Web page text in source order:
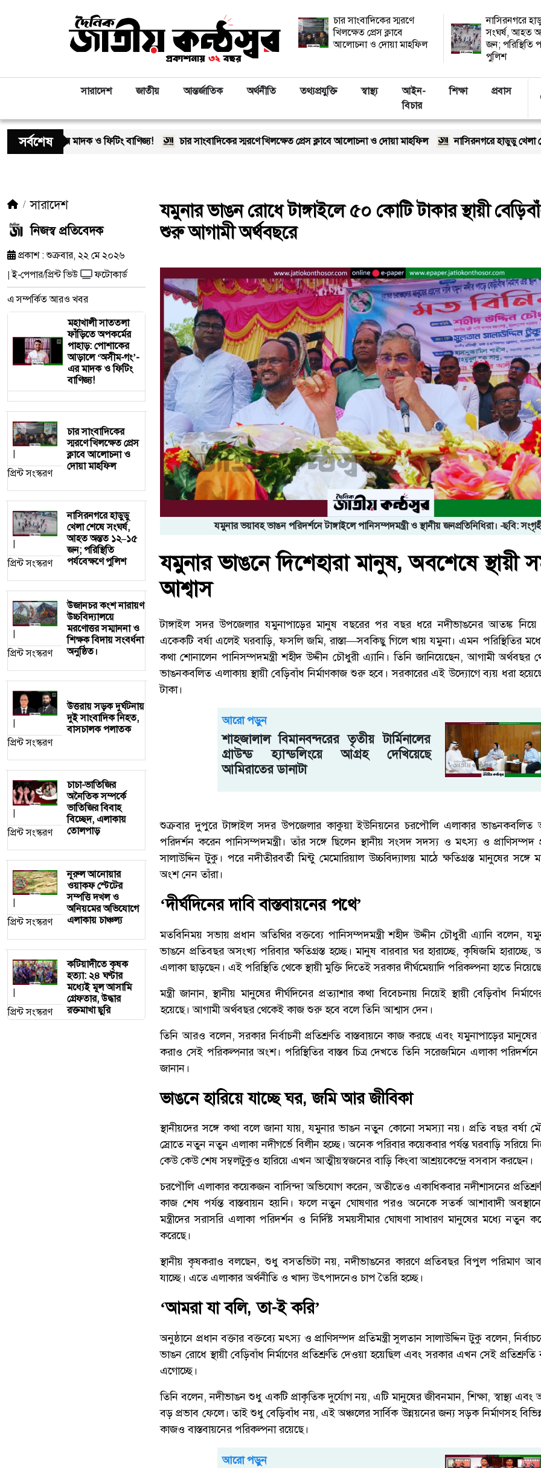
চার সাংবাদিকের স্মরণে
খিলক্ষেত প্রেস ক্লাবে
আলোচনা ও দোয়া মাহফিল
নাসিরনগরে
সংঘর্ষ, আহত
জন; পরিস্থিতি
পুলিশ
সারাদেশ জাতীয় আন্তর্জাতিক অর্থনীতি তথ্যপ্রযুক্তি স্বাস্থ্য
আইন-
বিচার
শিক্ষা প্রবাস
সর্বশেষ
ও ফিটিং বাণিজ্য! চার সাংবাদিকের স্মরণে খিলক্ষেত প্রেস ক্লাবে আলোচনা ও দোয়া মাহফিল নাসিরনগরে হাডুডু খেলা শেষে সংঘর্ষ, আহত
সারাদেশ
নিজস্ব প্রতিবেদক
প্রকাশ : শুক্রবার, ২২ মে ২০২৬
| ই-পেপার/প্রিন্ট ভিউ
ফটোকার্ড
এ সম্পর্কিত আরও খবর
মহাখালী সাততলা
ফাঁড়িতে অপকর্মের
পাহাড়: পোশাকের
আড়ালে ‘অসীম-গং’-
এর মাদক ও ফিটিং
বাণিজ্য!
প্রিন্ট সংস্করণ
চার সাংবাদিকের
স্মরণে খিলক্ষেত প্রেস
ক্লাবে আলোচনা ও
দোয়া মাহফিল
|
প্রিন্ট সংস্করণ
নাসিরনগরে হাডুডু
খেলা শেষে সংঘর্ষ,
আহত অন্তত ১২–১৫
জন; পরিস্থিতি
পর্যবেক্ষণে পুলিশ
|
প্রিন্ট সংস্করণ
উজানচর কংশ নারায়ণ
উচ্চবিদ্যালয়ে
মরণোত্তর সম্মাননা ও
শিক্ষক বিদায় সংবর্ধনা
অনুষ্ঠিত।
|
প্রিন্ট সংস্করণ
উত্তরায় সড়ক দুর্ঘটনায়
দুই সাংবাদিক নিহত,
বাসচালক পলাতক
|
প্রিন্ট সংস্করণ
চাচা-ভাতিজির
অনৈতিক সম্পর্কে
ভাতিজির বিবাহ
বিচ্ছেদ, এলাকায়
তোলপাড়
|
প্রিন্ট সংস্করণ
নূরুল আনোয়ার
ওয়াকফ স্টেটের
সম্পত্তি দখল ও
অনিয়মের অভিযোগে
এলাকায় চাঞ্চল্য
|
প্রিন্ট সংস্করণ
কটিয়াদীতে কৃষক
হত্যা: ২৪ ঘণ্টার
মধ্যেই মূল আসামি
গ্রেফতার, উদ্ধার
রক্তমাখা ছুরি
যমুনার ভাঙন রোধে টাঙ্গাইলে ৫০ কোটি টাকার স্থায়ী
শুরু আগামী অর্থবছরে
যমুনার ভয়াবহ ভাঙন পরিদর্শনে টাঙ্গাইলে পানিসম্পদমন্ত্রী ও স্থানীয় জনপ্রতিনিধিরা। -ছবি:
যমুনার ভাঙনে দিশেহারা মানুষ, অবশেষে স্থায়ী
আশ্বাস
টাঙ্গাইল সদর উপজেলার যমুনাপাড়ের মানুষ বছরের পর বছর ধরে নদীভাঙনের আতঙ্ক নিয়ে
একেকটি বর্ষা এলেই ঘরবাড়ি, ফসলি জমি, রাস্তা—সবকিছু গিলে খায় যমুনা। এমন পরিস্থিতির
কথা শোনালেন পানিসম্পদমন্ত্রী শহীদ উদ্দীন চৌধুরী এ্যানি। তিনি জানিয়েছেন, আগামী অর্থবছর
ভাঙনকবলিত এলাকায় স্থায়ী বেড়িবাঁধ নির্মাণকাজ শুরু হবে। সরকারের এই উদ্যোগে ব্যয় ধরা
টাকা।
আরো পড়ুন
শাহজালাল বিমানবন্দরের তৃতীয় টার্মিনালের
গ্রাউন্ড হ্যান্ডলিংয়ে আগ্রহ দেখিয়েছে
আমিরাতের ডানাটা
শুক্রবার দুপুরে টাঙ্গাইল সদর উপজেলার কাকুয়া ইউনিয়নের চরপৌলি এলাকার ভাঙনকবলিত
পরিদর্শন করেন পানিসম্পদমন্ত্রী। তাঁর সঙ্গে ছিলেন স্থানীয় সংসদ সদস্য ও মৎস্য ও প্রাণিসম্পদ
সালাউদ্দিন টুকু। পরে নদীতীরবর্তী মিন্টু মেমোরিয়াল উচ্চবিদ্যালয় মাঠে ক্ষতিগ্রস্ত মানুষের
অংশ নেন তাঁরা।
‘দীর্ঘদিনের দাবি বাস্তবায়নের পথে’
মতবিনিময় সভায় প্রধান অতিথির বক্তব্যে পানিসম্পদমন্ত্রী শহীদ উদ্দীন চৌধুরী এ্যানি বলেন,
ভাঙনে প্রতিবছর অসংখ্য পরিবার ক্ষতিগ্রস্ত হচ্ছে। মানুষ বারবার ঘর হারাচ্ছে, কৃষিজমি হারাচ্ছে,
এলাকা ছাড়ছেন। এই পরিস্থিতি থেকে স্থায়ী মুক্তি দিতেই সরকার দীর্ঘমেয়াদি পরিকল্পনা হাতে
মন্ত্রী জানান, স্থানীয় মানুষের দীর্ঘদিনের প্রত্যাশার কথা বিবেচনায় নিয়েই স্থায়ী বেড়িবাঁধ
হয়েছে। আগামী অর্থবছর থেকেই কাজ শুরু হবে বলে তিনি আশ্বাস দেন।
তিনি আরও বলেন, সরকার নির্বাচনী প্রতিশ্রুতি বাস্তবায়নে কাজ করছে এবং যমুনাপাড়ের মানুষের
করাও সেই পরিকল্পনার অংশ। পরিস্থিতির বাস্তব চিত্র দেখতে তিনি সরেজমিনে এলাকা
জানান।
ভাঙনে হারিয়ে যাচ্ছে ঘর, জমি আর জীবিকা
স্থানীয়দের সঙ্গে কথা বলে জানা যায়, যমুনার ভাঙন নতুন কোনো সমস্যা নয়। প্রতি বছর বর্ষা
স্রোতে নতুন নতুন এলাকা নদীগর্ভে বিলীন হচ্ছে। অনেক পরিবার কয়েকবার পর্যন্ত ঘরবাড়ি সরিয়ে
কেউ কেউ শেষ সম্বলটুকুও হারিয়ে এখন আত্মীয়স্বজনের বাড়ি কিংবা আশ্রয়কেন্দ্রে বসবাস করছেন।
চরপৌলি এলাকার কয়েকজন বাসিন্দা অভিযোগ করেন, অতীতেও একাধিকবার নদীশাসনের
কাজ শেষ পর্যন্ত বাস্তবায়ন হয়নি। ফলে নতুন ঘোষণার পরও অনেকে সতর্ক আশাবাদী
মন্ত্রীদের সরাসরি এলাকা পরিদর্শন ও নির্দিষ্ট সময়সীমার ঘোষণা সাধারণ মানুষের মধ্যে নতুন
করেছে।
স্থানীয় কৃষকরাও বলছেন, শুধু বসতভিটা নয়, নদীভাঙনের কারণে প্রতিবছর বিপুল পরিমাণ
যাচ্ছে। এতে এলাকার অর্থনীতি ও খাদ্য উৎপাদনেও চাপ তৈরি হচ্ছে।
‘আমরা যা বলি, তা-ই করি’
অনুষ্ঠানে প্রধান বক্তার বক্তব্যে মৎস্য ও প্রাণিসম্পদ প্রতিমন্ত্রী সুলতান সালাউদ্দিন টুকু বলেন,
ভাঙন রোধে স্থায়ী বেড়িবাঁধ নির্মাণের প্রতিশ্রুতি দেওয়া হয়েছিল এবং সরকার এখন সেই প্রতিশ্রুতি
এগোচ্ছে।
তিনি বলেন, নদীভাঙন শুধু একটি প্রাকৃতিক দুর্যোগ নয়, এটি মানুষের জীবনমান, শিক্ষা, স্বাস্থ্য এবং
বড় প্রভাব ফেলে। তাই শুধু বেড়িবাঁধ নয়, এই অঞ্চলের সার্বিক উন্নয়নের জন্য সড়ক নির্মাণসহ
কাজও বাস্তবায়নের পরিকল্পনা রয়েছে।
আরো পড়ুন